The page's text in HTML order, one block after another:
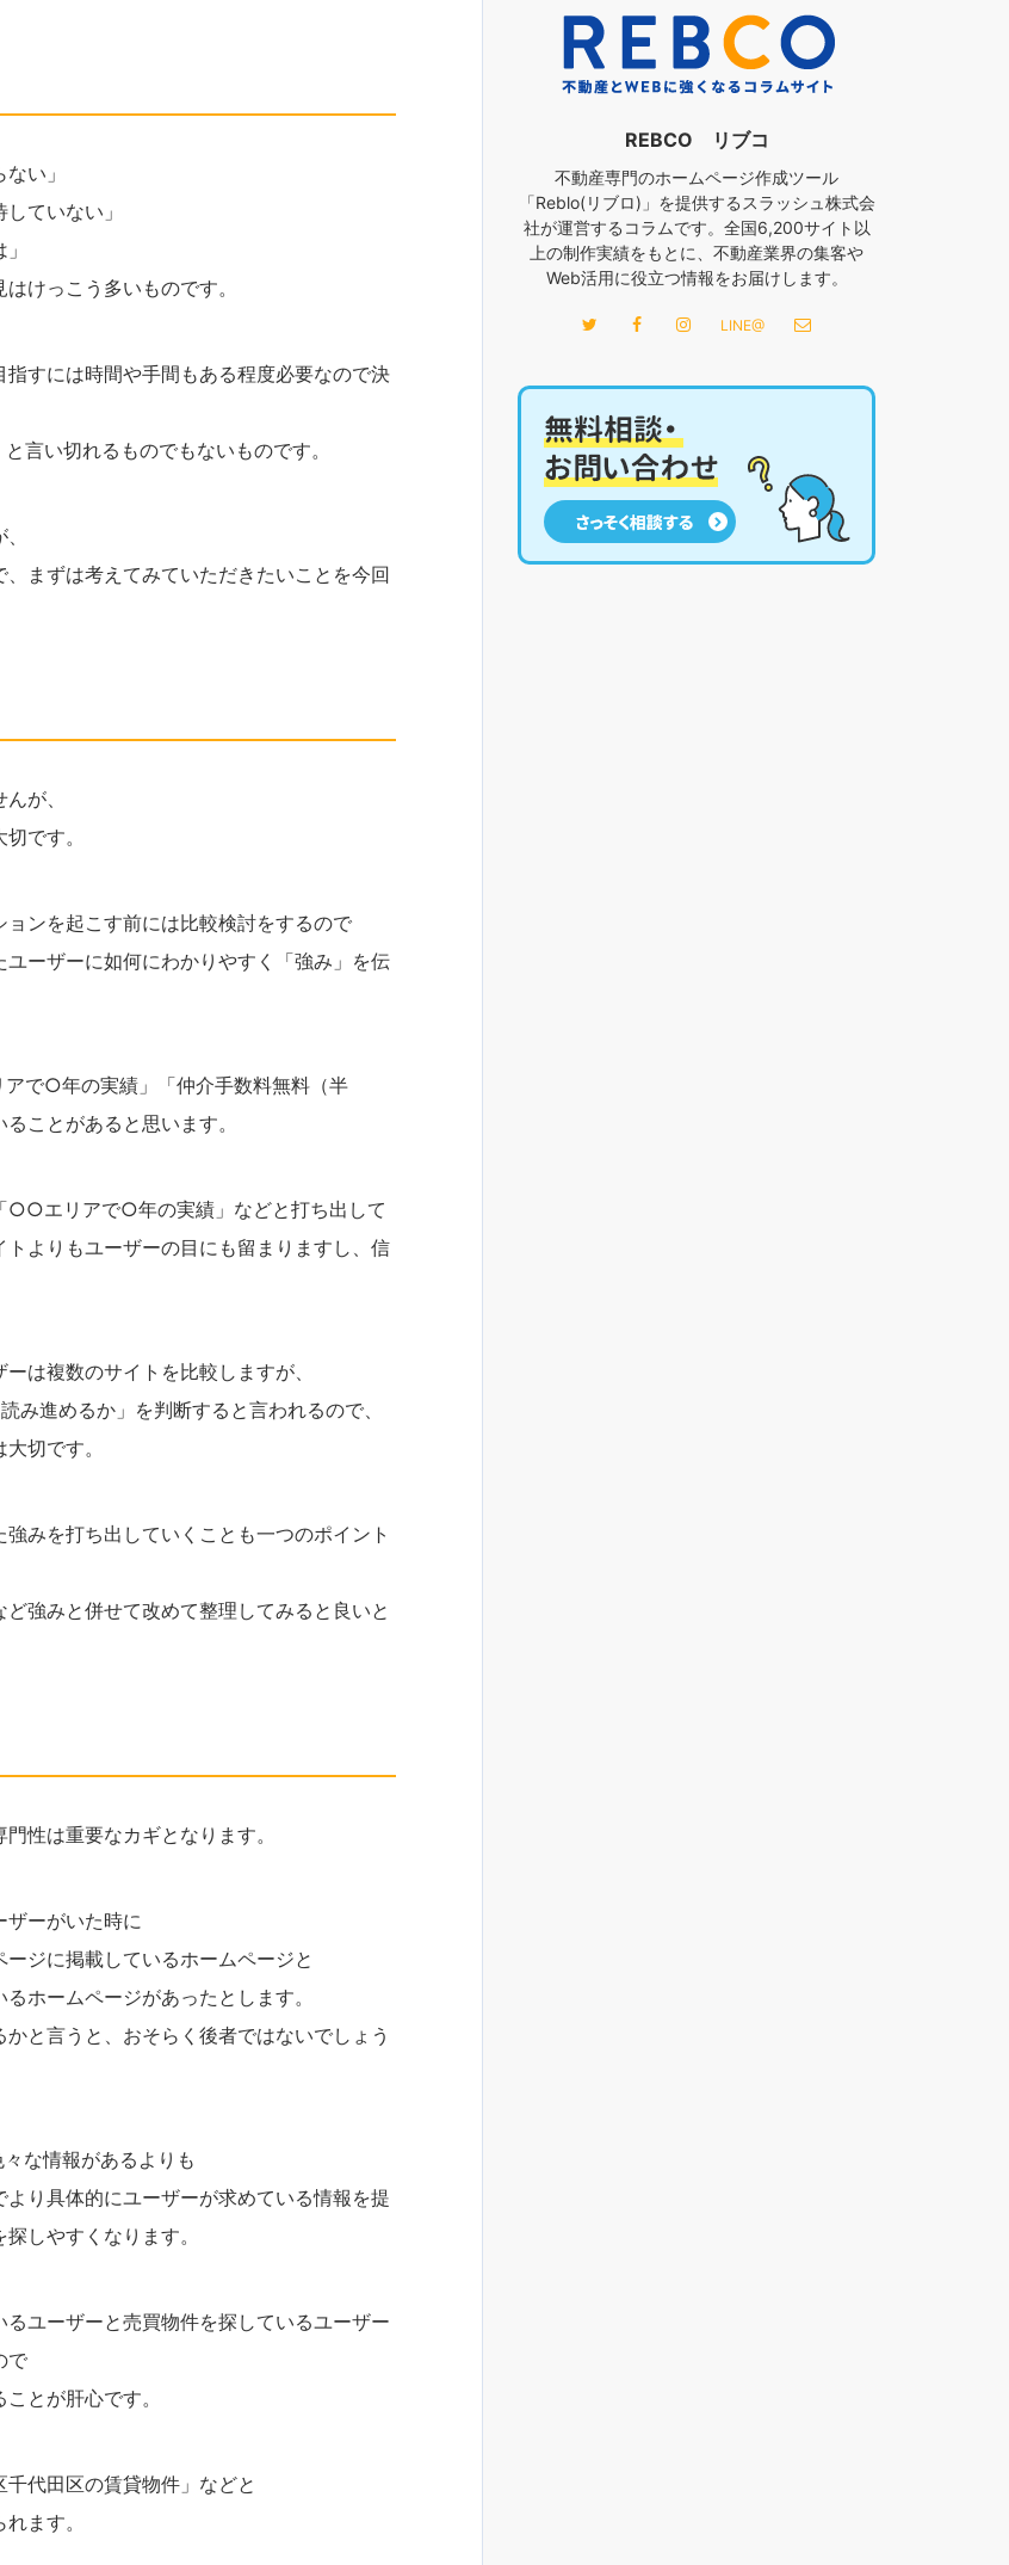
い」
ていない」
けっこう多いものです。
すには時間や手間もある程度必要なので決
言い切れるものでもないものです。
まずは考えてみていただきたいことを今回
が、
です。
ンを起こす前には比較検討をするので
ーザーに如何にわかりやすく「強み」を伝
で○年の実績」「仲介手数料無料（半
ことがあると思います。
○○エリアで○年の実績」などと打ち出して
よりもユーザーの目にも留まりますし、信
は複数のサイトを比較しますが、
み進めるか」を判断すると言われるので、
切です。
みを打ち出していくことも一つのポイント
強みと併せて改めて整理してみると良いと
性は重要なカギとなります。
ーがいた時に
ジに掲載しているホームページと
ホームページがあったとします。
と言うと、おそらく後者ではないでしょう
な情報があるよりも
り具体的にユーザーが求めている情報を提
しやすくなります。
ユーザーと売買物件を探しているユーザー
で
とが肝心です。
代田区の賃貸物件」などと
ます。
REBCO リブコ
不動産専門のホームページ作成ツール
「Reblo(リブロ)」を提供するスラッシュ株式会
社が運営するコラムです。全国6,200サイト以
上の制作実績をもとに、不動産業界の集客や
Web活用に役立つ情報をお届けします。
LINE@